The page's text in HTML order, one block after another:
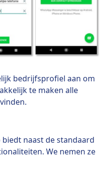
bedrijfsprofiel aan om
te maken alle
biedt naast de standaard
We nemen ze